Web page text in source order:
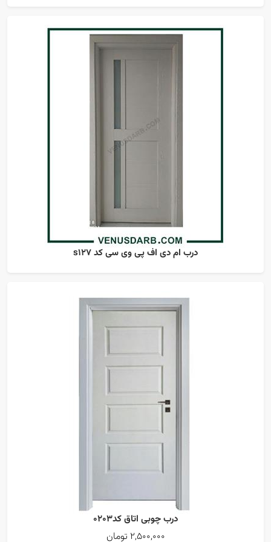
درب ام دی اف پی وی سی کد s127
درب چوبی اتاق کد0203
2,500,000 تومان